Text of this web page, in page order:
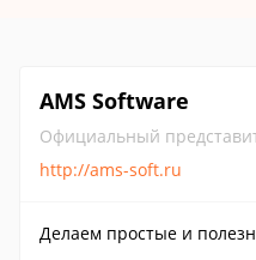
AMS Software
Официальный
http://ams-soft.ru
Делаем простые и